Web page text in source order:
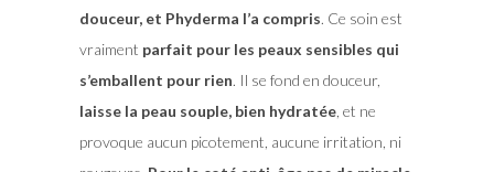
douceur, et Phyderma l’a compris. Ce soin est
vraiment parfait pour les peaux sensibles qui
s’emballent pour rien. Il se fond en douceur,
laisse la peau souple, bien hydratée, et ne
provoque aucun picotement, aucune irritation, ni